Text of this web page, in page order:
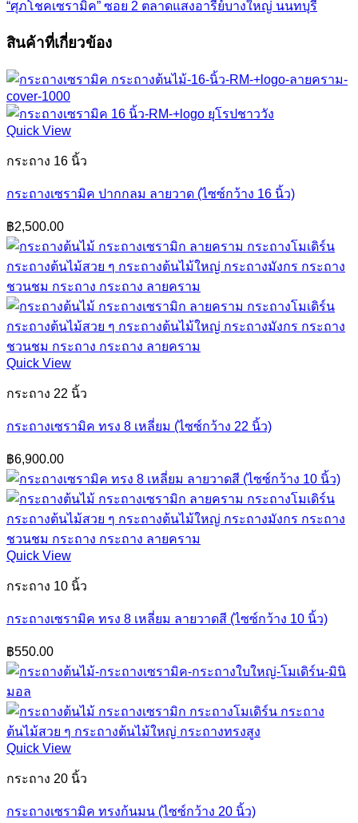
“ศุภโชคเซรามิค” ซอย 2 ตลาดแสงอารีย์บางใหญ่ นนทบุรี
สินค้าที่เกี่ยวข้อง
Quick View
กระถาง 16 นิ้ว
กระถางเซรามิค ปากกลม ลายวาด (ไซซ์กว้าง 16 นิ้ว)
฿2,500.00
Quick View
กระถาง 22 นิ้ว
กระถางเซรามิค ทรง 8 เหลี่ยม (ไซซ์กว้าง 22 นิ้ว)
฿6,900.00
Quick View
กระถาง 10 นิ้ว
กระถางเซรามิค ทรง 8 เหลี่ยม ลายวาดสี (ไซซ์กว้าง 10 นิ้ว)
฿550.00
Quick View
กระถาง 20 นิ้ว
กระถางเซรามิค ทรงก้นมน (ไซซ์กว้าง 20 นิ้ว)